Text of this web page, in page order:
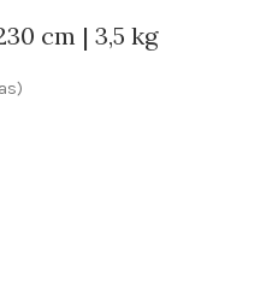
cm | 3,5 kg